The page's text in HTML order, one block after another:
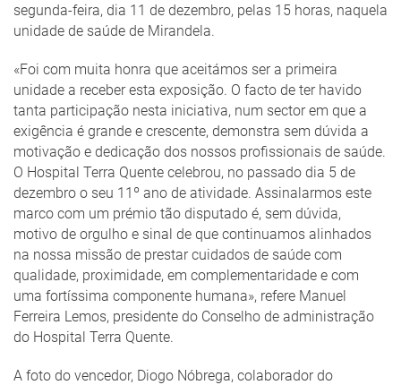
segunda-feira, dia 11 de dezembro, pelas 15 horas, naquela
unidade de saúde de Mirandela.
«Foi com muita honra que aceitámos ser a primeira
unidade a receber esta exposição. O facto de ter havido
tanta participação nesta iniciativa, num sector em que a
exigência é grande e crescente, demonstra sem dúvida a
motivação e dedicação dos nossos profissionais de saúde.
O Hospital Terra Quente celebrou, no passado dia 5 de
dezembro o seu 11º ano de atividade. Assinalarmos este
marco com um prémio tão disputado é, sem dúvida,
motivo de orgulho e sinal de que continuamos alinhados
na nossa missão de prestar cuidados de saúde com
qualidade, proximidade, em complementaridade e com
uma fortíssima componente humana», refere Manuel
Ferreira Lemos, presidente do Conselho de administração
do Hospital Terra Quente.
A foto do vencedor, Diogo Nóbrega, colaborador do